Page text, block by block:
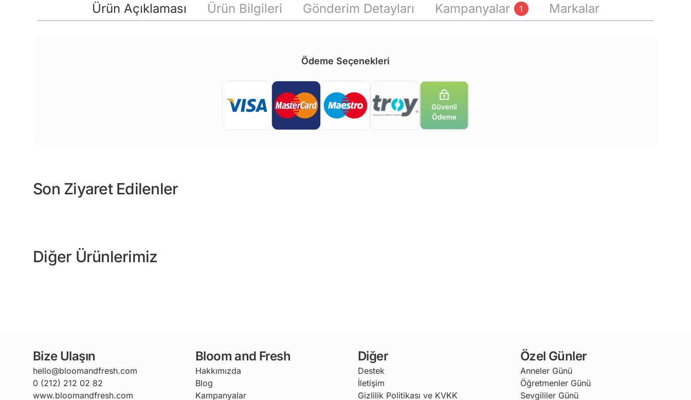
Ürün Açıklaması Ürün Bilgileri Gönderim Detayları Kampanyalar 1 Markalar
Ödeme Seçenekleri
Son Ziyaret Edilenler
Diğer Ürünlerimiz
Bize Ulaşın
hello@bloomandfresh.com
0 (212) 212 02 82
www.bloomandfresh.com
Bloom and Fresh
Hakkımızda
Blog
Kampanyalar
Diğer
Destek
İletişim
Gizlilik Politikası ve KVKK
Özel Günler
Anneler Günü
Öğretmenler Günü
Sevgililer Günü